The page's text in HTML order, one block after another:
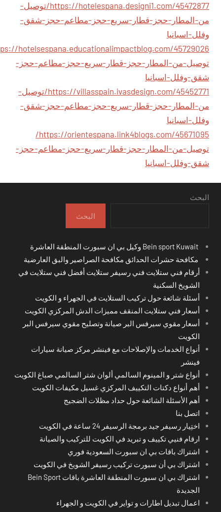
https://hotelespana.designi1.com/45472877/توصيل-
من-المطار-حجز-قطار-سريع-حجز-مطاعم-حجز-شقق-
وفلل-اسبانيا
توصيل-من-المطار-حجز-قطار-سريع-حجز-مطاعم-حجز-
شقق-وفلل-اسبانيا
https://villasspain.ivasdesign.com/45452771/توصيل-
من-المطار-حجز-قطار-سريع-حجز-مطاعم-حجز-شقق-
وفلل-اسبانيا
https://orientespana.link4blogs.com/45671095/
توصيل-من-المطار-حجز-قطار-سريع-حجز-مطاعم-حجز-
شقق-وفلل-اسبانيا
البحث
البحث
مكافحة حشرات الحدائق مكافحة الصراصير والبق العارضية
أرقام فني ستلايت فني رسيفر ستلايت أفضل فني ستلايت في
الشويخ السكنية
أسئلة شائعة حول تركيب الستلايت في الجهراء و الكويت
أسعار فني ستلايت المنقف مميزات الدش المركزي الكويت
أسعار مقوي سيرفس البر صيانة وتصليح مقوي سيرفس البر
الكويت
أنواع الخدمات والإصلاحات مع فينشر مركز صيانة سيارات
فينشر
أنواع شتر و المينوم السالمي ألوان شتر السالمي صباغ الكويت
أهم أنواع دكتات التكييف المركزي غسيل مكيفات الكويت
أهم الأسئلة الشائعة حول حداد مظلات الضجيج
اتصل بنا
اختِيار رسيفر جيد برمجة الرسيفر 24 ساعة في الكويت
ارقام فنيي تكييف و تبريد في الكويت للتركيب والصيانة
اشتراك باقات بي ان سبورت السعودية فوري
اشتراك بي أن سبورت تركيب رسيفر الشويخ في الكويت
اشتراك بي ان سبورت المنطقة العاشرة باقات Bein Sport
الجديدة
اعمال تبديل اطارات و تواير في الكويت و الجهراء